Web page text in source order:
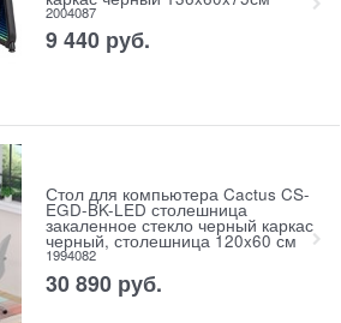
2004087
9 440 руб.
Стол для компьютера Cactus CS-
EGD-BK-LED столешница
закаленное стекло черный каркас
черный, столешница 120x60 см
1994082
30 890 руб.